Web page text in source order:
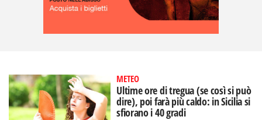
METEO
Ultime ore di tregua (se così si può
dire), poi farà più caldo: in Sicilia si
sfiorano i 40 gradi